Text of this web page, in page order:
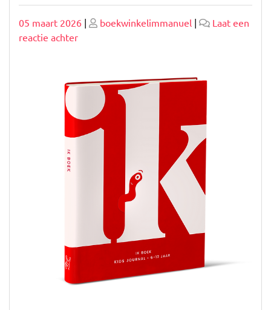
Geplaatst
op
05 maart 2026 | Geplaatst
boekwinkelimmanuel |
Laat een
reactie achterop
Magische
Wereld
Jeugdboeken
voor